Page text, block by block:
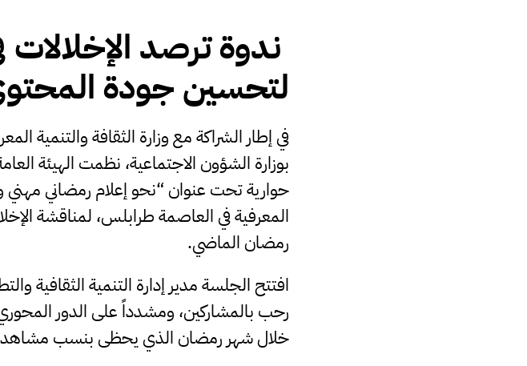
ندوة ترصد
لتحسين جودة
في إطار الشراكة مع وزارة الثقافة والتنمية
بوزارة الشؤون الاجتماعية، نظمت الهيئة
حوارية تحت عنوان “نحو إعلام رمضاني مهني
المعرفية في العاصمة طرابلس، لمناقشة
رمضان الماضي.
افتتح الجلسة مدير إدارة التنمية الثقافية
رحب بالمشاركين، ومشدداً على الدور المحوري
خلال شهر رمضان الذي يحظى بنسب مشاهدة